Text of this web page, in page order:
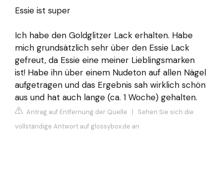
Essie ist super
Ich habe den Goldglitzer Lack erhalten. Habe
mich grundsätzlich sehr über den Essie Lack
gefreut, da Essie eine meiner Lieblingsmarken
ist! Habe ihn über einem Nudeton auf allen Nägel
aufgetragen und das Ergebnis sah wirklich schön
aus und hat auch lange (ca. 1 Woche) gehalten.
Antrag auf Entfernung der Quelle | Sehen Sie sich die
vollständige Antwort auf glossybox.de an